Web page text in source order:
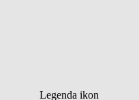
Legenda ikon